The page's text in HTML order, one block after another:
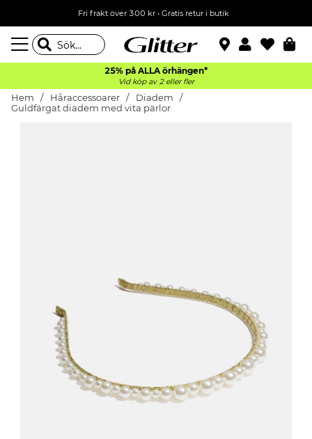
Fri frakt över 300 kr• Gratis retur i butik
25% på ALLA örhängen*
Vid köp av 2 eller fler
Hem Håraccessoarer
Diadem
Guldfärgat diadem med vita pärlor